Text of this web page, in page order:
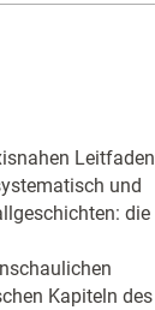
Leitfaden
und
die
Kapiteln des